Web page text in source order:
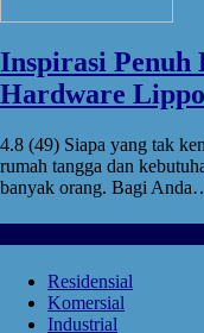
Inspirasi Penuh
Hardware
4.8 (49) Siapa yang tak
rumah tangga dan
banyak orang. Bagi
Residensial
Komersial
Industrial